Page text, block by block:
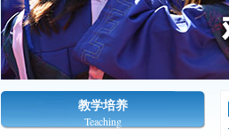
教学培养
Teaching